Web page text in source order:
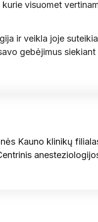
visuomet
ir veikla joje
gebėjimus
Kauno klinikų